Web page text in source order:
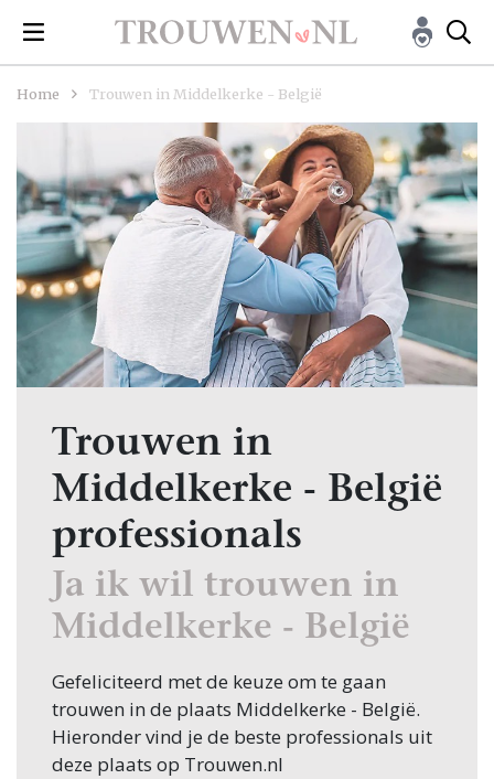
Home Trouwen in Middelkerke - België
Trouwen in
Middelkerke - België
professionals
Ja ik wil trouwen in
Middelkerke - België
Gefeliciteerd met de keuze om te gaan
trouwen in de plaats Middelkerke - België.
Hieronder vind je de beste professionals uit
deze plaats op Trouwen.nl